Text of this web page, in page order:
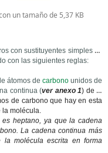
un tamaño de 5,37 KB
con sustituyentes simples se
con las siguientes reglas:
átomos de carbono unidos de
continua (ver anexo 1) de la
de carbono que hay en esta
la molécula.
heptano, ya que la cadena
La cadena continua más
la molécula escrita en forma